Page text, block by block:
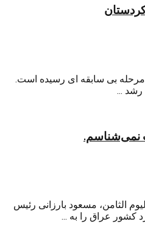
بی سابقه ای رسیده است.
رشد ...
نمی‌شناسم.
الثامن، مسعود بارزانی رئیس
کشور عراق را به ...